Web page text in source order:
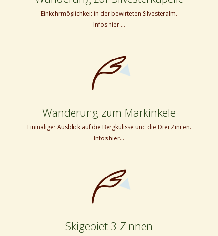
Einkehrmöglichkeit in der bewirteten Silvesteralm.
Infos hier …
Wanderung zum Markinkele
Einmaliger Ausblick auf die Bergkulisse und die Drei Zinnen.
Infos hier…
Skigebiet 3 Zinnen